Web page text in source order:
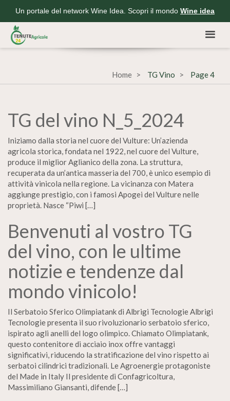
Un portale del network Wine Idea. Scopri il mondo Wine idea
Home TG Vino Page 4
TG del vino N_5_2024
Iniziamo dalla storia nel cuore del Vulture: Un’azienda
agricola storica, fondata nel 1922, nel cuore del Vulture,
produce il miglior Aglianico della zona. La struttura,
recuperata da un’antica masseria del 700, è unico esempio di
attività vinicola nella regione. La vicinanza con Matera
aggiunge prestigio, con i famosi Apogei del Vulture nelle
proprietà. Nasce “Piwi […]
Benvenuti al vostro TG
del vino, con le ultime
notizie e tendenze dal
mondo vinicolo!
Il Serbatoio Sferico Olimpiatank di Albrigi Tecnologie Albrigi
Tecnologie presenta il suo rivoluzionario serbatoio sferico,
ispirato agli anelli del logo olimpico. Chiamato Olimpiatank,
questo contenitore di acciaio inox offre vantaggi
significativi, riducendo la stratificazione del vino rispetto ai
serbatoi cilindrici tradizionali. Le Agroenergie protagoniste
del Made in Italy Il presidente di Confagricoltura,
Massimiliano Giansanti, difende […]